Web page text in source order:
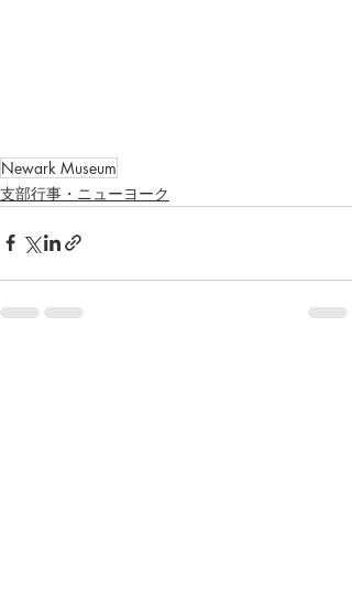
Newark Museum
支部行事・ニューヨーク